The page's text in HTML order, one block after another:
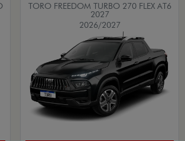
TORO FREEDOM TURBO 270 FLEX AT6
2027
2026/2027